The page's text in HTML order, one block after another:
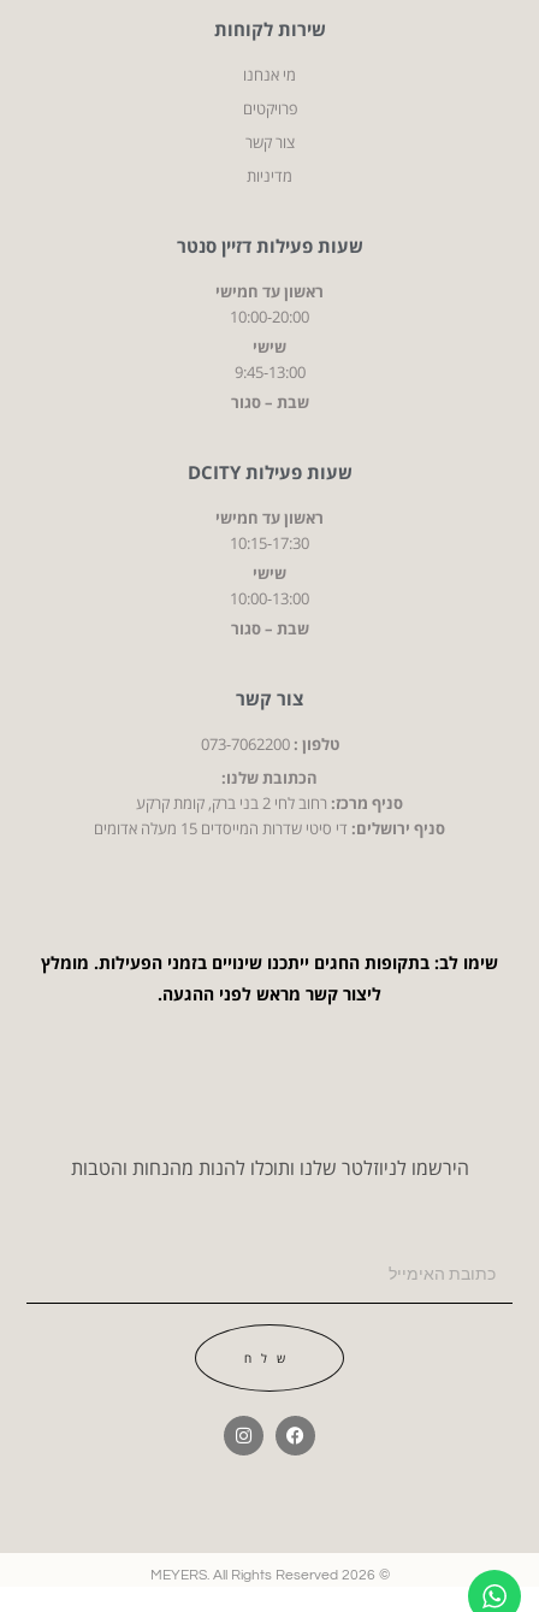
שירות לקוחות
מי אנחנו
פרויקטים
צור קשר
מדיניות
שעות פעילות דזיין סנטר
ראשון עד חמישי
10:00-20:00
שישי
9:45-13:00
שבת – סגור
שעות פעילות DCITY
ראשון עד חמישי
10:15-17:30
שישי
10:00-13:00
שבת – סגור
צור קשר
טלפון : 073-7062200
הכתובת שלנו:
סניף מרכז:רחוב לחי 2 בני ברק, קומת קרקע
סניף ירושלים:די סיטי שדרות המייסדים 15 מעלה אדומים
שימו לב: בתקופות החגים ייתכנו שינויים בזמני הפעילות. מומלץ
ליצור קשר מראש לפני ההגעה.
הירשמו לניוזלטר שלנו ותוכלו להנות מהנחות והטבות
שלח
© 2026 MEYERS. All Rights Reserved